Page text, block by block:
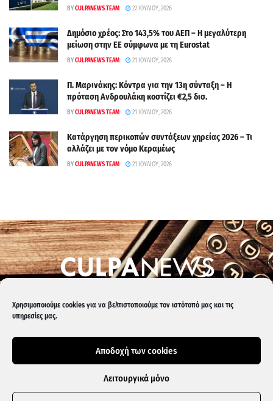
Χρησιμοποιούμε cookies για να βελτιστοποιούμε τον ιστότοπό μας και τις
υπηρεσίες μας.
Αποδοχή των cookies
Λειτουργικά μόνο
BYCULPANEWS TEAM 22 ΙΟΥΛΊΟΥ, 2026
Δημόσιο χρέος: Στο 143,5% του ΑΕΠ – Η μεγαλύτερη
μείωση στην ΕΕ σύμφωνα με τη Eurostat
BYCULPANEWS TEAM 21 ΙΟΥΛΊΟΥ, 2026
Π. Μαρινάκης: Κόντρα για την 13η σύνταξη – Η
πρόταση Ανδρουλάκη κοστίζει €2,5 δισ.
BYCULPANEWS TEAM 21 ΙΟΥΛΊΟΥ, 2026
Κατάργηση περικοπών συντάξεων χηρείας 2026 – Τι
αλλάζει με τον νόμο Κεραμέως
BYCULPANEWS TEAM 21 ΙΟΥΛΊΟΥ, 2026
Culpa Finance & Media
Διαφήμιση:ads@culpanews.gr